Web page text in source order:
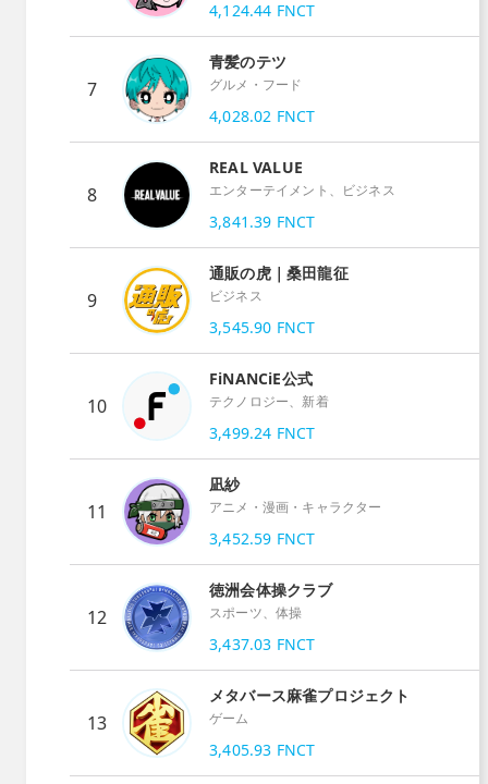
4,124.44 FNCT
7
青髪のテツ
グルメ・フード
4,028.02 FNCT
8
REAL VALUE
エンターテイメント、ビジネス
3,841.39 FNCT
9
通販の虎｜桑田龍征
ビジネス
3,545.90 FNCT
10
FiNANCiE公式
テクノロジー、新着
3,499.24 FNCT
11
凪紗
アニメ・漫画・キャラクター
3,452.59 FNCT
12
徳洲会体操クラブ
スポーツ、体操
3,437.03 FNCT
13
メタバース麻雀プロジェクト
ゲーム
3,405.93 FNCT